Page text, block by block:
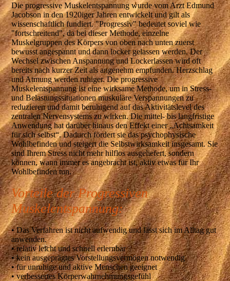
Die progressive Muskelentspannung wurde vom Arzt Edmund
Jacobson in den 1920iger Jahren entwickelt und gilt als
wissenschaftlich fundiert. "Progressiv" bedeutet soviel wie
"fortschreitend", da bei dieser Methode, einzelne
Muskelgruppen des Körpers von oben nach unten zuerst
bewusst angespannt und dann locker gelassen werden. Der
Wechsel zwischen Anspannung und Lockerlassen wird oft
bereits nach kurzer Zeit als angenehm empfunden. Herzschlag
und Atmung werden ruhiger. Die progressive
Muskelentspannung ist eine wirksame Methode, um in Stress-
und Belastungssituationen muskuläre Verspannungen zu
reduzieren und damit beruhigend auf das Aktivitätslevel des
zentralen Nervensystems zu wirken. Die mittel- bis langfristige
Anwendung hat darüber hinaus den Effekt einer „Achtsamkeit
für sich selbst“. Dadurch fördert sie das psychophysische
Wohlbefinden und steigert die Selbstwirksamkeit insgesamt. Sie
sind Ihrem Stress nicht mehr hilflos ausgeliefert, sondern
können, wann immer es angebracht ist, aktiv etwas für Ihr
Wohlbefinden tun.
Vorteile der Progressiven
Muskelentspannung:
• Das Verfahren ist nicht aufwendig und lässt sich im Alltag gut
anwenden.
• relativ leicht und schnell erlernbar
• kein ausgeprägtes Vorstellungsvermögen notwendig
• für unruhige und aktive Menschen geeignet
• verbessertes Körperwahrnehmungsgefühl